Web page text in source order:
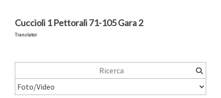
Cuccioli 1 Pettorali 71-105 Gara 2
Translator